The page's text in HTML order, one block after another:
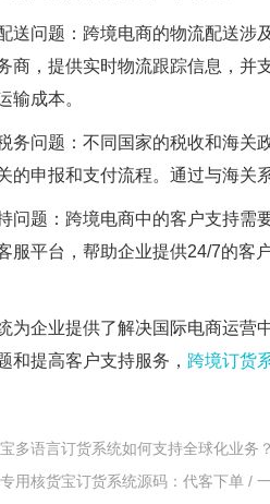
送问题：跨境电商的物流配送涉
商，提供实时物流跟踪信息，并
输成本。
务问题：不同国家的税收和海关
的申报和支付流程。通过与海关
问题：跨境电商中的客户支持需
服平台，帮助企业提供24/7的客户
为企业提供了解决国际电商运营
和提高客户支持服务， 跨境订货
多语言订货系统如何支持全球化业务？
用核货宝订货系统源码：代客下单 /